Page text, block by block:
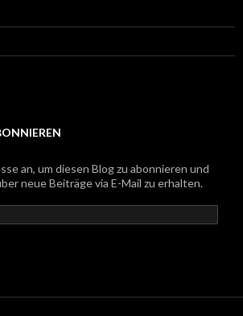
an, um diesen Blog zu abonnieren und
neue Beiträge via E-Mail zu erhalten.